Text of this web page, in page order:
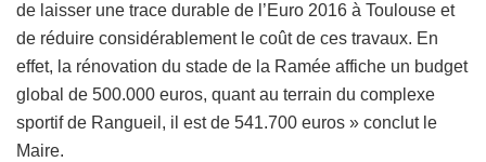
de laisser une trace durable de l’Euro 2016 à Toulouse et
de réduire considérablement le coût de ces travaux. En
effet, la rénovation du stade de la Ramée affiche un budget
global de 500.000 euros, quant au terrain du complexe
sportif de Rangueil, il est de 541.700 euros » conclut le
Maire.